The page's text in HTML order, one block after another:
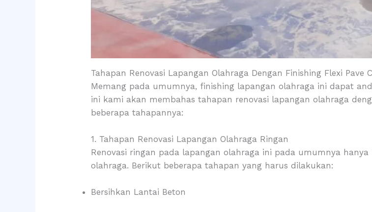
Tahapan Renovasi Lapangan Olahraga Dengan Finishing Flexi Pave
Memang pada umumnya, finishing lapangan olahraga ini dapat
ini kami akan membahas tahapan renovasi lapangan olahraga
beberapa tahapannya:
1. Tahapan Renovasi Lapangan Olahraga Ringan
Renovasi ringan pada lapangan olahraga ini pada umumnya
olahraga. Berikut beberapa tahapan yang harus dilakukan:
Bersihkan Lantai Beton